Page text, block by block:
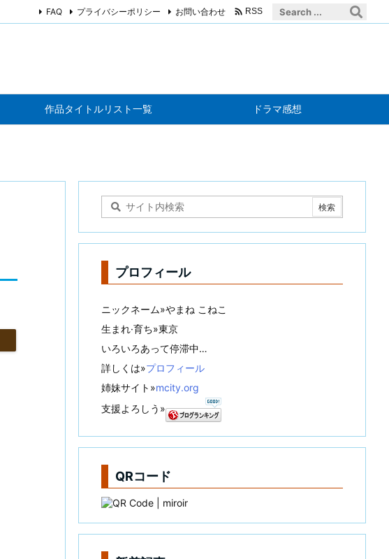
作品タイトルリスト一覧 ドラマ感想
FAQ プライバシーポリシー お問い合わせ  RSS
プロフィール
ニックネーム»やまね こねこ
生まれ·育ち»東京
いろいろあって停滞中…
詳しくは»プロフィール
姉妹サイト»mcity.org
支援よろしう»
QRコード